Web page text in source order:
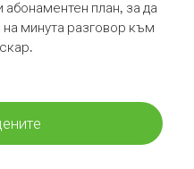
абонаментен план, за да
на минута разговор към